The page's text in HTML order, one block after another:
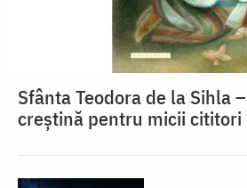
Sfânta Teodora de la Sihla
creştină pentru micii cititori